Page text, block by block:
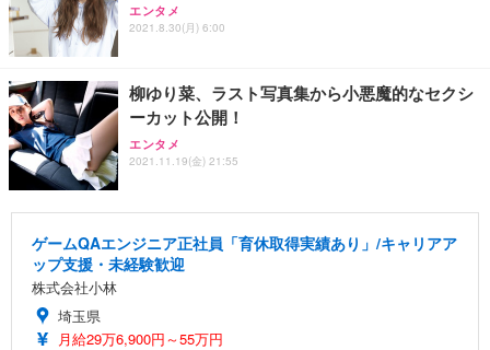
エンタメ
2021.8.30(月) 6:00
柳ゆり菜、ラスト写真集から小悪魔的なセクシ
ーカット公開！
エンタメ
2021.11.19(金) 21:55
ゲームQAエンジニア正社員「育休取得実績あり」/キャリアア
ップ支援・未経験歓迎
株式会社小林
埼玉県
月給29万6,900円～55万円